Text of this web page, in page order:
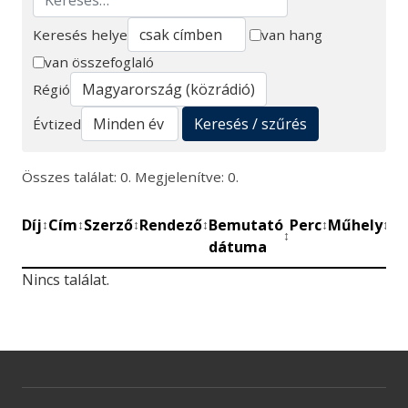
Keresés
Keresés helye
van hang
van összefoglaló
Régió
Évtized
Keresés / szűrés
Összes találat: 0. Megjelenítve: 0.
Díj↕Cím↕Szerző↕Rendező↕Bemutató
dátuma
↕
Perc↕Műhely↕
Nincs találat.